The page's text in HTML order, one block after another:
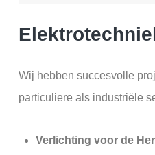
Wij hebben succesvolle
particuliere als industriële
Verlichting voor de